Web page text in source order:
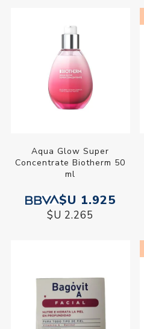
Aqua Glow Super
Concentrate Biotherm 50
ml
$U 1.925
$U 2.265